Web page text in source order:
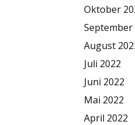
Oktober
September
August
Juli 2022
Juni 2022
Mai 2022
April 2022